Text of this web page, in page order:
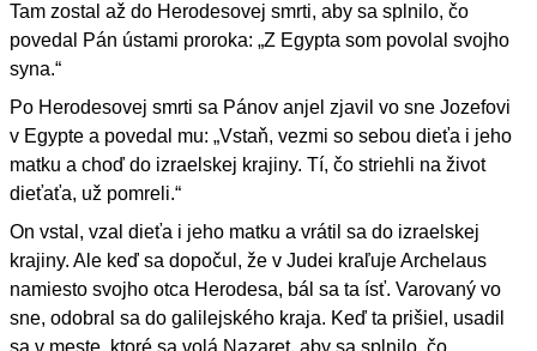
Tam zostal až do Herodesovej smrti, aby sa splnilo, čo
povedal Pán ústami proroka: „Z Egypta som povolal svojho
syna.“
Po Herodesovej smrti sa Pánov anjel zjavil vo sne Jozefovi
v Egypte a povedal mu: „Vstaň, vezmi so sebou dieťa i jeho
matku a choď do izraelskej krajiny. Tí, čo striehli na život
dieťaťa, už pomreli.“
On vstal, vzal dieťa i jeho matku a vrátil sa do izraelskej
krajiny. Ale keď sa dopočul, že v Judei kraľuje Archelaus
namiesto svojho otca Herodesa, bál sa ta ísť. Varovaný vo
sne, odobral sa do galilejského kraja. Keď ta prišiel, usadil